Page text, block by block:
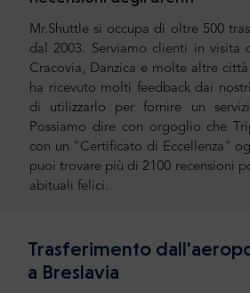
Mr.Shuttle si occupa di oltre 500
dal 2003. Serviamo clienti in
Cracovia, Danzica e molte altre
ha ricevuto molti feedback dai
di utilizzarlo per fornire un
Possiamo dire con orgoglio che
con un "Certificato di Eccellenza"
puoi trovare più di 2100 recensioni
abituali felici.
Trasferimento
a Breslavia